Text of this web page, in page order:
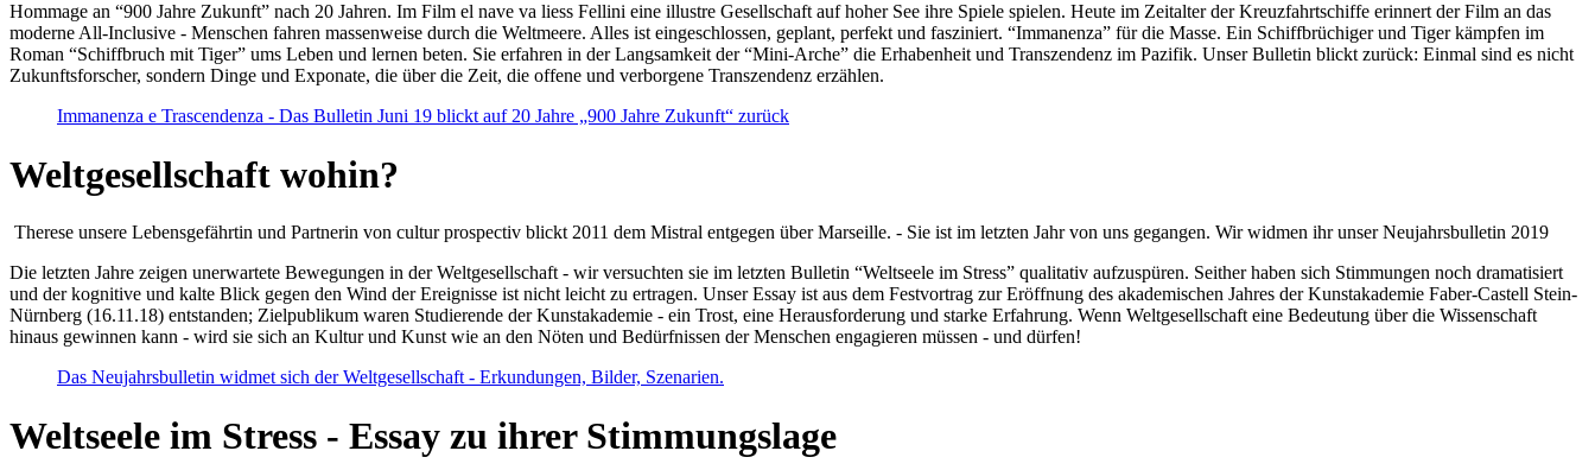
Hommage an “900 Jahre Zukunft” nach 20 Jahren. Im Film el nave va liess Fellini eine illustre Gesellschaft auf hoher See ihre Spiele spielen. Heute im Zeitalter der Kreuzfahrtschiffe erinnert der Film an das
moderne All-Inclusive - Menschen fahren massenweise durch die Weltmeere. Alles ist eingeschlossen, geplant, perfekt und fasziniert. “Immanenza” für die Masse. Ein Schiffbrüchiger und Tiger kämpfen im
Roman “Schiffbruch mit Tiger” ums Leben und lernen beten. Sie erfahren in der Langsamkeit der “Mini-Arche” die Erhabenheit und Transzendenz im Pazifik. Unser Bulletin blickt zurück: Einmal sind es nicht
Zukunftsforscher, sondern Dinge und Exponate, die über die Zeit, die offene und verborgene Transzendenz erzählen.
Immanenza e Trascendenza - Das Bulletin Juni 19 blickt auf 20 Jahre „900 Jahre Zukunft“ zurück
Weltgesellschaft wohin?
Therese unsere Lebensgefährtin und Partnerin von cultur prospectiv blickt 2011 dem Mistral entgegen über Marseille. - Sie ist im letzten Jahr von uns gegangen. Wir widmen ihr unser Neujahrsbulletin 2019
Die letzten Jahre zeigen unerwartete Bewegungen in der Weltgesellschaft - wir versuchten sie im letzten Bulletin “Weltseele im Stress” qualitativ aufzuspüren. Seither haben sich Stimmungen noch dramatisiert
und der kognitive und kalte Blick gegen den Wind der Ereignisse ist nicht leicht zu ertragen. Unser Essay ist aus dem Festvortrag zur Eröffnung des akademischen Jahres der Kunstakademie Faber-Castell Stein-
Nürnberg (16.11.18) entstanden; Zielpublikum waren Studierende der Kunstakademie - ein Trost, eine Herausforderung und starke Erfahrung. Wenn Weltgesellschaft eine Bedeutung über die Wissenschaft
hinaus gewinnen kann - wird sie sich an Kultur und Kunst wie an den Nöten und Bedürfnissen der Menschen engagieren müssen - und dürfen!
Das Neujahrsbulletin widmet sich der Weltgesellschaft - Erkundungen, Bilder, Szenarien.
Weltseele im Stress - Essay zu ihrer Stimmungslage